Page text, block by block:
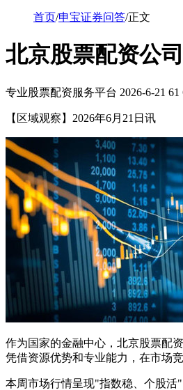
首页/申宝证券问答/正文
北京股票配资公
专业股票配资服务平台 2026-6-21 61
【区域观察】2026年6月21日讯
作为国家的金融中心，北京股票配
凭借资源优势和专业能力，在市场
本周市场行情呈现"指数稳、个股活